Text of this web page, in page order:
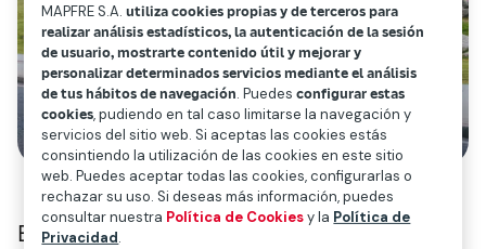
En este contexto, CESVIMAP, el Centro de
MAPFRE S.A.utiliza cookies propias y de terceros para
realizar análisis estadísticos, la autenticación de la sesión
de usuario, mostrarte contenido útil y mejorar y
personalizar determinados servicios mediante el análisis
de tus hábitos de navegación. Puedesconfigurar estas
cookies, pudiendo en tal caso limitarse la navegación y
servicios del sitio web. Si aceptas las cookies estás
consintiendo la utilización de las cookies en este sitio
web. Puedes aceptar todas las cookies, configurarlas o
rechazar su uso. Si deseas más información, puedes
consultar nuestra Política de Cookiesy la Política de
Privacidad.